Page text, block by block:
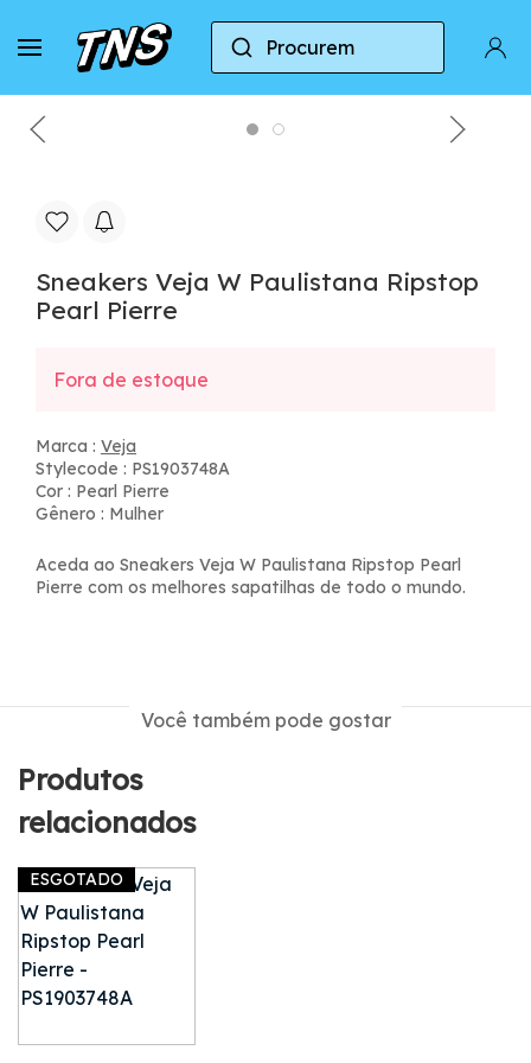
Procurem
Casa Veja Sneakers Veja W Paulistana Ripstop
Sneakers Veja W Paulistana Ripstop
Pearl Pierre
Fora de estoque
Marca : Veja
Stylecode : PS1903748A
Cor : Pearl Pierre
Gênero : Mulher
Aceda ao Sneakers Veja W Paulistana Ripstop Pearl
Pierre com os melhores sapatilhas de todo o mundo.
Você também pode gostar
Produtos
relacionados
ESGOTADO